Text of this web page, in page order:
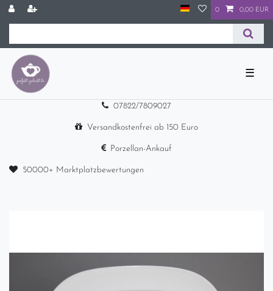
0 0,00 EUR
☰
07822/7809027
Versandkostenfrei ab 150 Euro
Porzellan-Ankauf
50000+ Marktplatzbewertungen